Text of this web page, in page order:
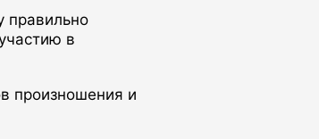
правильно
в
произношения и